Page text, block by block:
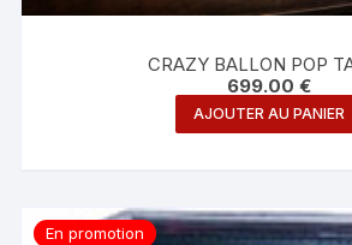
CRAZY BALLON POP
699.00 €
AJOUTER AU PANIER
En promotion